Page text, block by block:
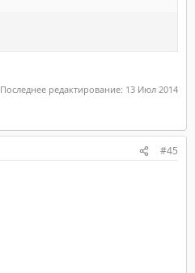
Последнее редактирование: 13 Июл 2014
#45